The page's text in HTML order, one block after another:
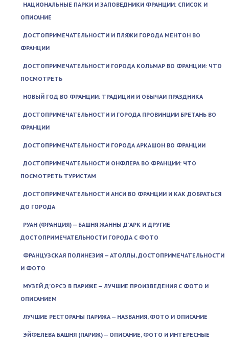
НАЦИОНАЛЬНЫЕ ПАРКИ И ЗАПОВЕДНИКИ ФРАНЦИИ: СПИСОК И
ОПИСАНИЕ
ДОСТОПРИМЕЧАТЕЛЬНОСТИ И ПЛЯЖИ ГОРОДА МЕНТОН ВО
ФРАНЦИИ
ДОСТОПРИМЕЧАТЕЛЬНОСТИ ГОРОДА КОЛЬМАР ВО ФРАНЦИИ: ЧТО
ПОСМОТРЕТЬ
НОВЫЙ ГОД ВО ФРАНЦИИ: ТРАДИЦИИ И ОБЫЧАИ ПРАЗДНИКА
ДОСТОПРИМЕЧАТЕЛЬНОСТИ И ГОРОДА ПРОВИНЦИИ БРЕТАНЬ ВО
ФРАНЦИИ
ДОСТОПРИМЕЧАТЕЛЬНОСТИ ГОРОДА АРКАШОН ВО ФРАНЦИИ
ДОСТОПРИМЕЧАТЕЛЬНОСТИ ОНФЛЕРА ВО ФРАНЦИИ: ЧТО
ПОСМОТРЕТЬ ТУРИСТАМ
ДОСТОПРИМЕЧАТЕЛЬНОСТИ АНСИ ВО ФРАНЦИИ И КАК ДОБРАТЬСЯ
ДО ГОРОДА
РУАН (ФРАНЦИЯ) — БАШНЯ ЖАННЫ Д’АРК И ДРУГИЕ
ДОСТОПРИМЕЧАТЕЛЬНОСТИ ГОРОДА С ФОТО
ФРАНЦУЗСКАЯ ПОЛИНЕЗИЯ — АТОЛЛЫ, ДОСТОПРИМЕЧАТЕЛЬНОСТИ
И ФОТО
МУЗЕЙ Д’ОРСЭ В ПАРИЖЕ — ЛУЧШИЕ ПРОИЗВЕДЕНИЯ С ФОТО И
ОПИСАНИЕМ
ЛУЧШИЕ РЕСТОРАНЫ ПАРИЖА — НАЗВАНИЯ, ФОТО И ОПИСАНИЕ
ЭЙФЕЛЕВА БАШНЯ (ПАРИЖ) — ОПИСАНИЕ, ФОТО И ИНТЕРЕСНЫЕ